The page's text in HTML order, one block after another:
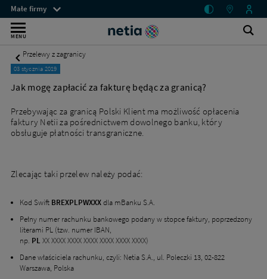
Jak
mogę
zapłacić
fakturę
będąc
granicą?
Małe
firmy
Menu
przestrzeni
klienckich
Małe firmy
MENU Netia
Wyszukiwarka
Przelewy z zagranicy
03 stycznia 2019
Jak mogę zapłacić za fakturę będąc za granicą?
Przebywając za granicą Polski Klient ma możliwość opłacenia
faktury Netii za pośrednictwem dowolnego banku, który
obsługuje płatności transgraniczne.
Zlecając taki przelew należy podać:
Kod Swift BREXPLPWXXXdla mBanku S.A.
Pełny numer rachunku bankowego podany w stopce faktury, poprzedzony
literami PL (tzw. numer IBAN,
np. PL XX XXXX XXXX XXXX XXXX XXXX XXXX)
Dane właściciela rachunku, czyli: Netia S.A., ul. Poleczki 13, 02-822
Warszawa, Polska